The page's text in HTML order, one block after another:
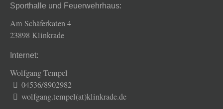
Sporthalle und Feuerwehrhaus:
Am Schäferkaten 4
23898 Klinkrade
Internet:
Wolfgang Tempel
04536/8902982
wolfgang.tempel(at)klinkrade.de